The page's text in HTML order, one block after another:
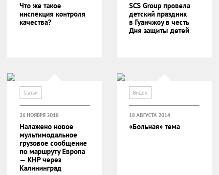
Статьи
Что же такое
инспекция контроля
качества?
Видео
SCS Group провела
детский праздник
в Гуанчжоу в честь
Дня защиты детей
26 НОЯБРЯ 2018
Налажено новое
мультимодальное
грузовое сообщение
по маршруту Европа
— КНР через
Калининград
18 АВГУСТА 2014
«Больная» тема